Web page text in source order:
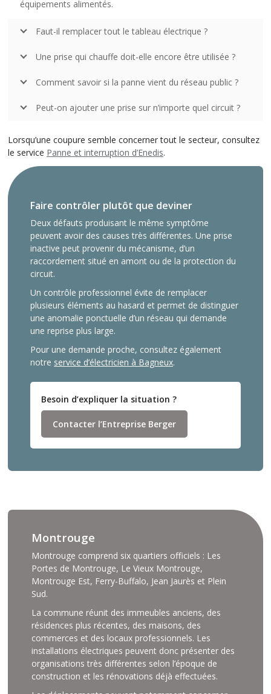
équipements alimentés.
Faut-il remplacer tout le tableau électrique ?
Une prise qui chauffe doit-elle encore être utilisée ?
Comment savoir si la panne vient du réseau public ?
Peut-on ajouter une prise sur n’importe quel circuit ?
Lorsqu’une coupure semble concerner tout le secteur, consultez
le service Panne et interruption d’Enedis.
Faire contrôler plutôt que deviner
Deux défauts produisant le même symptôme
peuvent avoir des causes très différentes. Une prise
inactive peut provenir du mécanisme, d’un
raccordement situé en amont ou de la protection du
circuit.
Un contrôle professionnel évite de remplacer
plusieurs éléments au hasard et permet de distinguer
une anomalie ponctuelle d’un réseau qui demande
une reprise plus large.
Pour une demande proche, consultez également
notre service d’électricien à Bagneux.
Besoin d’expliquer la situation ?
Contacter l’Entreprise Berger
Montrouge
Montrouge comprend six quartiers officiels : Les
Portes de Montrouge, Le Vieux Montrouge,
Montrouge Est, Ferry-Buffalo, Jean Jaurès et Plein
Sud.
La commune réunit des immeubles anciens, des
résidences plus récentes, des maisons, des
commerces et des locaux professionnels. Les
installations électriques peuvent donc présenter des
organisations très différentes selon l’époque de
construction et les rénovations déjà effectuées.